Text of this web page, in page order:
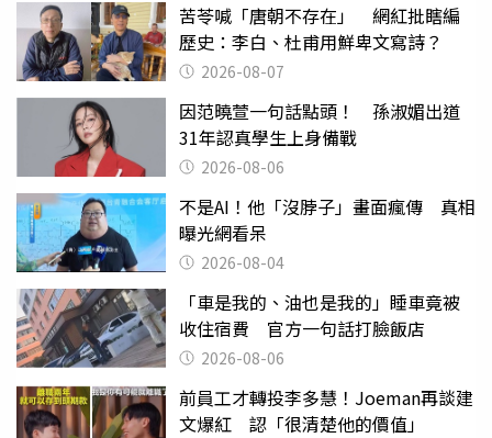
苦苓喊「唐朝不存在」 網紅批瞎編
歷史：李白、杜甫用鮮卑文寫詩？
2026-08-07
因范曉萱一句話點頭！ 孫淑媚出道
31年認真學生上身備戰
2026-08-06
不是AI！他「沒脖子」畫面瘋傳 真相
曝光網看呆
2026-08-04
「車是我的、油也是我的」睡車竟被
收住宿費 官方一句話打臉飯店
2026-08-06
前員工才轉投李多慧！Joeman再談建
文爆紅 認「很清楚他的價值」